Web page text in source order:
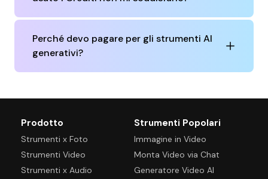
Perché devo pagare per gli strumenti AI
generativi?
Prodotto
Strumenti x Foto
Strumenti Video
Strumenti x Audio
Strumenti Popolari
Immagine in Video
Monta Video via Chat
Generatore Video AI